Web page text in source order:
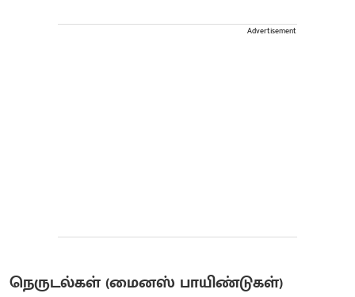
Advertisement
நெருடல்கள் (மைனஸ் பாயிண்டுகள்)